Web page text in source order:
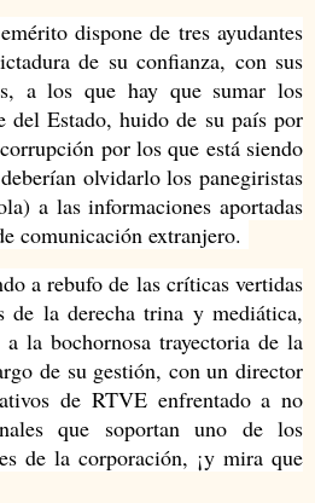
dispone de tres ayudantes
de su confianza, con sus
a los que hay que sumar los
del Estado, huido de su país por
por los que está siendo
olvidarlo los panegiristas
a las informaciones aportadas
comunicación extranjero.
a rebufo de las críticas vertidas
de la derecha trina y mediática,
la bochornosa trayectoria de la
de su gestión, con un director
de RTVE enfrentado a no
que soportan uno de los
de la corporación, ¡y mira que